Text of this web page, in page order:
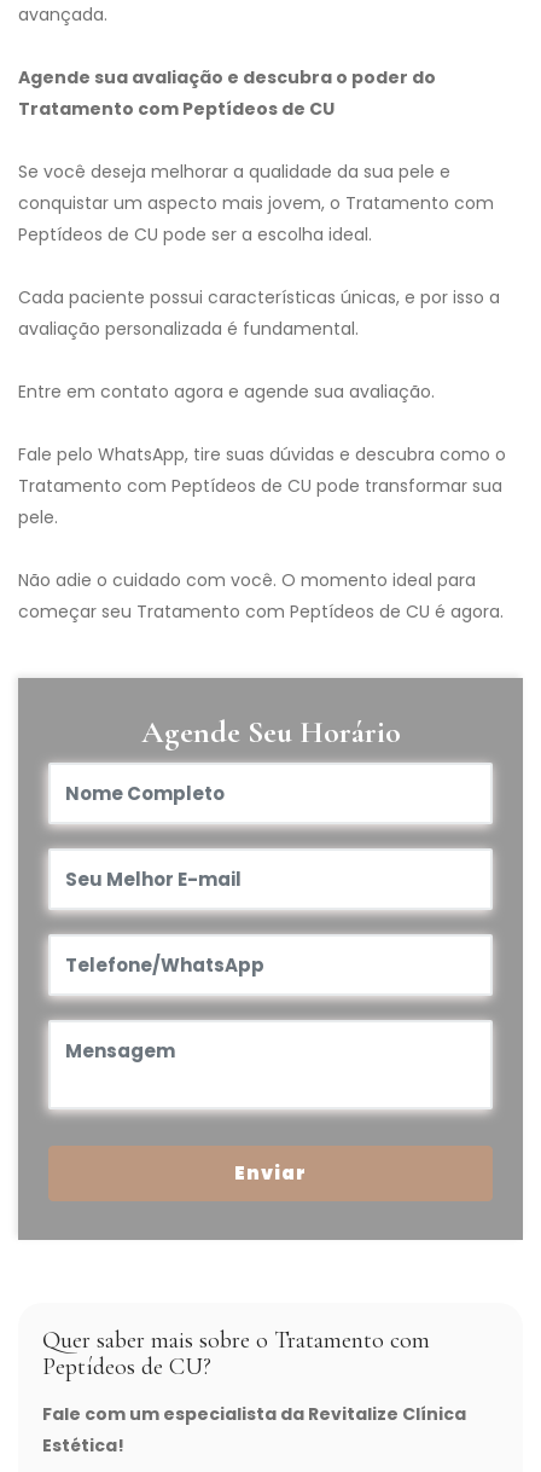
avançada.
Agende sua avaliação e descubra o poder do
Tratamento com Peptídeos de CU
Se você deseja melhorar a qualidade da sua pele e
conquistar um aspecto mais jovem, o Tratamento com
Peptídeos de CU pode ser a escolha ideal.
Cada paciente possui características únicas, e por isso a
avaliação personalizada é fundamental.
Entre em contato agora e agende sua avaliação.
Fale pelo WhatsApp, tire suas dúvidas e descubra como o
Tratamento com Peptídeos de CU pode transformar sua
pele.
Não adie o cuidado com você. O momento ideal para
começar seu Tratamento com Peptídeos de CU é agora.
Agende Seu Horário
Enviar
Quer saber mais sobre o Tratamento com
Peptídeos de CU?
Fale com um especialista da Revitalize Clínica
Estética!